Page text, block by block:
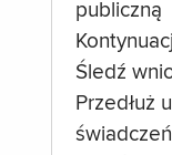
publiczną
Śledź
Przedłuż
świadczeń